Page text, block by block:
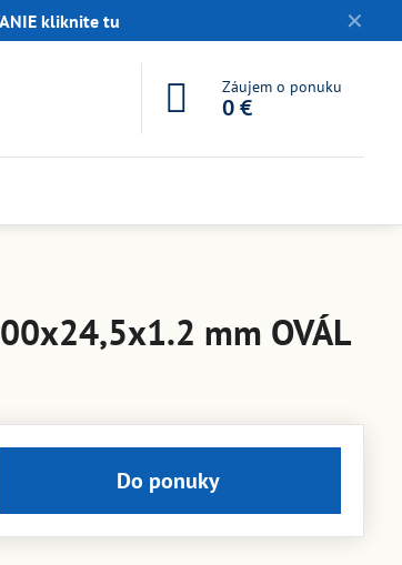
✕
kliknite tu
Záujem o ponuku
0 €
mm OVÁL
Do ponuky